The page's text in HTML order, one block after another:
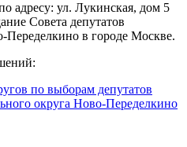
адресу: ул. Лукинская, дом 5
Совета депутатов
в городе Москве.
по выборам депутатов
округа Ново-Переделкино